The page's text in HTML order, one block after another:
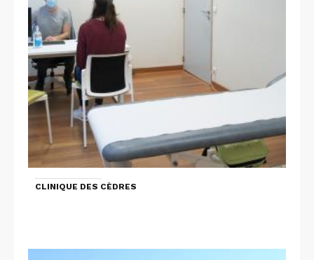
CLINIQUE DES CÈDRES